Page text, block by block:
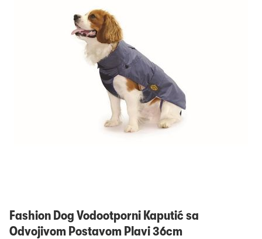
Fashion Dog Vodootporni Kaputić sa
Odvojivom Postavom Plavi 36cm